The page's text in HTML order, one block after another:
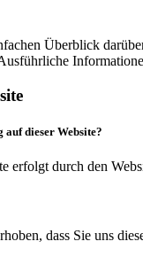
Überblick
dieser Website?
erfolgt durch den
dass Sie uns